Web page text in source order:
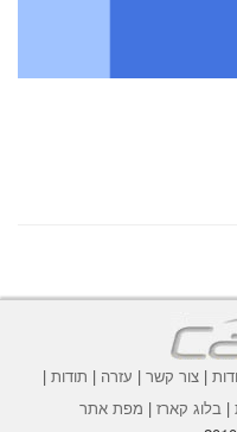
|צור קשר | עזרה | תודות |
| בלוג קארז | מפת אתר